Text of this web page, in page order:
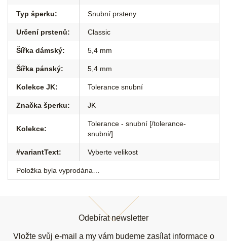
Typ šperku: Snubní prsteny
Určení prstenů: Classic
Šířka dámský: 5,4 mm
Šířka pánský: 5,4 mm
Kolekce JK: Tolerance snubní
Značka šperku: JK
Kolekce:
Tolerance - snubní [/tolerance-
snubni/]
#variantText: Vyberte velikost
Položka byla vyprodána…
Odebírat newsletter
Vložte svůj e-mail a my vám budeme zasílat informace o